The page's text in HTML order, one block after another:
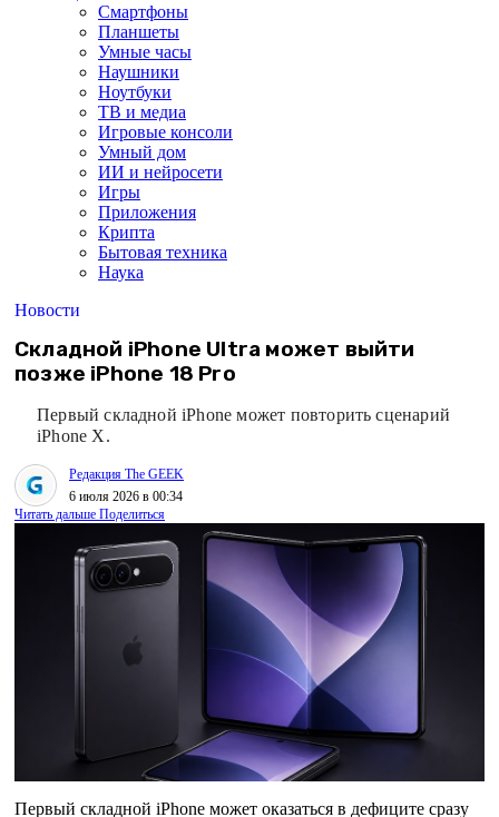
Смартфоны
Планшеты
Умные часы
Наушники
Ноутбуки
ТВ и медиа
Игровые консоли
Умный дом
ИИ и нейросети
Игры
Приложения
Крипта
Бытовая техника
Наука
Новости
Складной iPhone Ultra может выйти
позже iPhone 18 Pro
Первый складной iPhone может повторить сценарий
iPhone X.
Редакция The GEEK
6 июля 2026 в 00:34
Читать дальше Поделиться
Первый складной iPhone может оказаться в дефиците сразу